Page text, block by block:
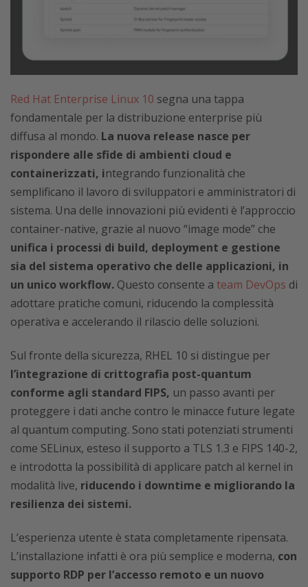
Red Hat Enterprise Linux 10 segna una tappa
fondamentale per la distribuzione enterprise più
diffusa al mondo. La nuova release nasce per
rispondere alle sfide di ambienti cloud e
containerizzati, integrando funzionalità che
semplificano il lavoro di sviluppatori e amministratori di
sistema. Una delle innovazioni più evidenti è l’approccio
container-native, grazie al nuovo “image mode” che
unifica i processi di build, deployment e gestione
sia del sistema operativo che delle applicazioni, in
un unico workflow. Questo consente a team DevOps di
adottare pratiche comuni, riducendo la complessità
operativa e accelerando il rilascio delle soluzioni.
Sul fronte della sicurezza, RHEL 10 si distingue per
l’integrazione di crittografia post-quantum
conforme agli standard FIPS, un passo avanti per
proteggere i dati anche contro le minacce future legate
al quantum computing. Sono stati potenziati strumenti
come SELinux, esteso il supporto a TLS 1.3 e FIPS 140-2,
e introdotta la possibilità di applicare patch al kernel in
modalità live, riducendo i downtime e migliorando la
resilienza dei sistemi.
L’esperienza utente è stata completamente ripensata.
L’installazione infatti è ora più semplice e moderna, con
supporto RDP per l’accesso remoto e un nuovo